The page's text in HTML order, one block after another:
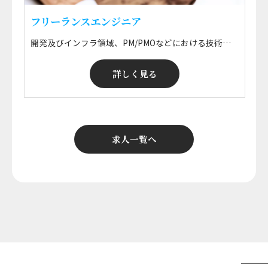
フリーランスエンジニア
開発及びインフラ領域、PM/PMOなどにおける技術支援業務 ■ 開発 WEB・オープン系を中心とした各種基幹システム・情報系システムの要件定義・設計開発・運用保守、ERPパッケージ導入に伴う設計・開発・実装・保守などの技術支援 ■ インフラ 各種企業におけるサーバ・ネットワーク・クラウド・ミドルウェアなどの要件定義・設計構築・運用保守・監視などの技術支援 ※ 勤務地はプロジェクトによる ※ ご希望のエリアで就業可能！ ※ 正社員登用も可能！
詳しく見る
求人一覧へ